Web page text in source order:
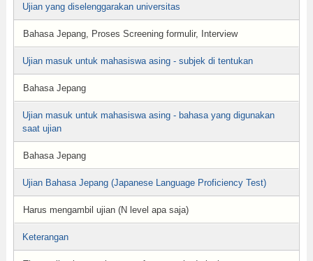
Ujian yang diselenggarakan universitas
Bahasa Jepang, Proses Screening formulir, Interview
Ujian masuk untuk mahasiswa asing - subjek di tentukan
Bahasa Jepang
Ujian masuk untuk mahasiswa asing - bahasa yang digunakan
saat ujian
Bahasa Jepang
Ujian Bahasa Jepang (Japanese Language Proficiency Test)
Harus mengambil ujian (N level apa saja)
Keterangan